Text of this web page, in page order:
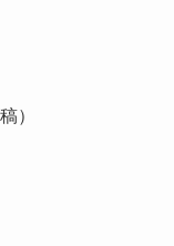
）